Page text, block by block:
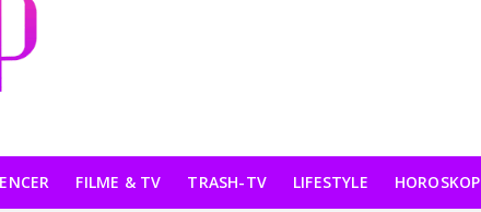
FILME & TV TRASH-TV LIFESTYLE HOROSKOP